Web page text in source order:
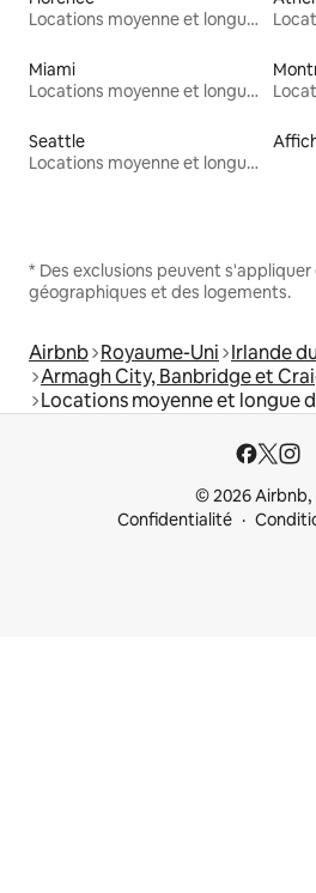
Locations moyenne et longue durée
Miami
Locations moyenne et longue durée
Seattle
Locations moyenne et longue durée
* Des exclusions peuvent
géographiques et des logements.
Airbnb Royaume-Uni Irlande
Armagh City, Banbridge et
Locations moyenne et longue
© 2026 Airbnb,
Confidentialité